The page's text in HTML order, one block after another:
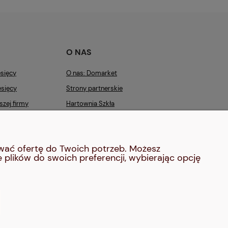
firmy
O NAS
O nas: Domarket
Strony partnerskie
Hartownia Szkła
Kontakt
ofertę do Twoich potrzeb. Możesz
do swoich preferencji, wybierając opcję